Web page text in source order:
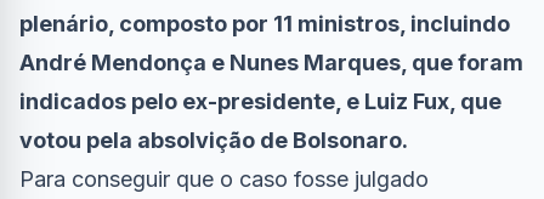
plenário, composto por 11 ministros, incluindo
André Mendonça e Nunes Marques, que foram
indicados pelo ex-presidente, e Luiz Fux, que
votou pela absolvição de Bolsonaro.
Para conseguir que o caso fosse julgado